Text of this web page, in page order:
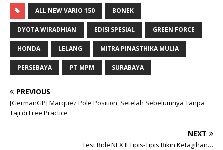
ALL NEW VARIO 150 BONEK
DYOTA WIRADHIAN EDISI SPESIAL GREEN FORCE
HONDA LELANG MITRA PINASTHIKA MULIA
PERSEBAYA PT MPM SURABAYA
PREVIOUS
[GermanGP] Marquez Pole Position, Setelah Sebelumnya Tanpa
Taji di Free Practice
NEXT
Test Ride NEX II Tipis-Tipis Bikin Ketagihan…